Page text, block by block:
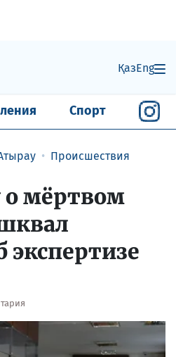
ҚазEng
Спорт
Происшествия
о мёртвом
экспертизе